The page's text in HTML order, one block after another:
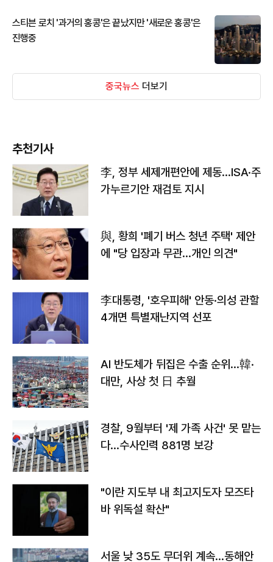
스티븐 로치 '과거의 홍콩'은 끝났지만 '새로운 홍콩'은
진행중
중국뉴스 더보기
추천기사
李, 정부 세제개편안에 제동…ISA·주
가누르기안 재검토 지시
與, 황희 '폐기 버스 청년 주택' 제안
에 "당 입장과 무관…개인 의견"
李대통령, '호우피해' 안동·의성 관할
4개면 특별재난지역 선포
AI 반도체가 뒤집은 수출 순위…韓·
대만, 사상 첫 日 추월
경찰, 9월부터 '제 가족 사건' 못 맡는
다…수사인력 881명 보강
"이란 지도부 내 최고지도자 모즈타
바 위독설 확산"
서울 낮 35도 무더위 계속…동해안